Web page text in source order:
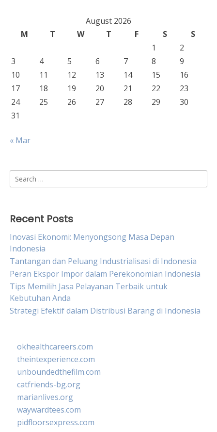
August 2026
M
T W T F S
S
1
2
3
4 5 6 7 8
9
10
11 12 13 14 15
16
17
18 19 20 21 22
23
24
25 26 27 28 29
30
31
« Mar
Search
for:
Recent Posts
Inovasi Ekonomi: Menyongsong Masa Depan
Indonesia
Tantangan dan Peluang Industrialisasi di Indonesia
Peran Ekspor Impor dalam Perekonomian Indonesia
Tips Memilih Jasa Pelayanan Terbaik untuk
Kebutuhan Anda
Strategi Efektif dalam Distribusi Barang di Indonesia
okhealthcareers.com
theintexperience.com
unboundedthefilm.com
catfriends-bg.org
marianlives.org
waywardtees.com
pidfloorsexpress.com